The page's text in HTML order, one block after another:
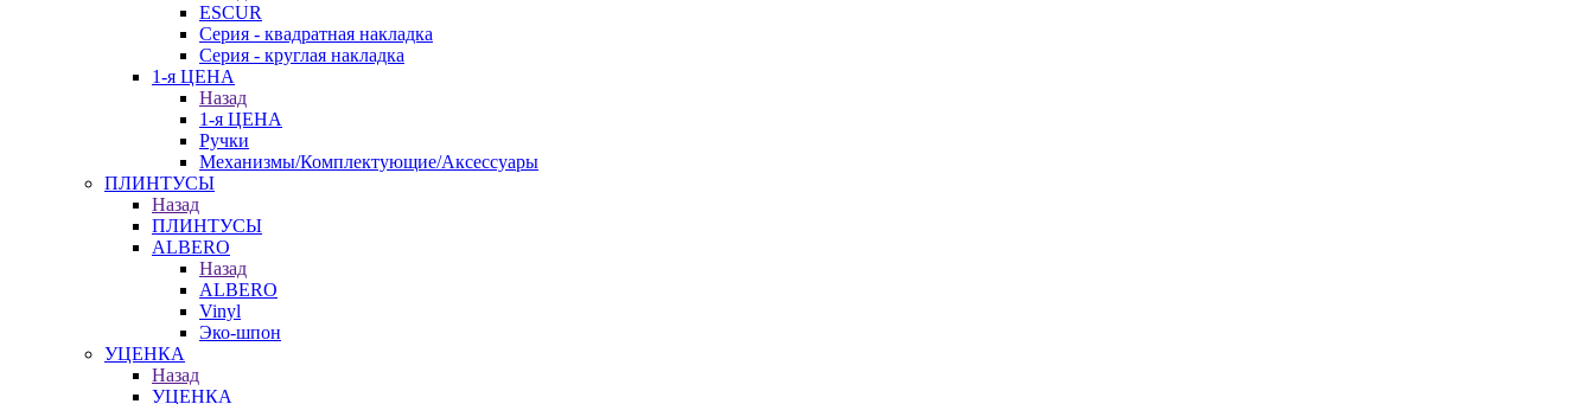
ESCUR
Серия - квадратная накладка
Серия - круглая накладка
1-я ЦЕНА
Назад
1-я ЦЕНА
Ручки
Механизмы/Комплектующие/Аксессуары
ПЛИНТУСЫ
Назад
ПЛИНТУСЫ
ALBERO
Назад
ALBERO
Vinyl
Эко-шпон
УЦЕНКА
Назад
УЦЕНКА